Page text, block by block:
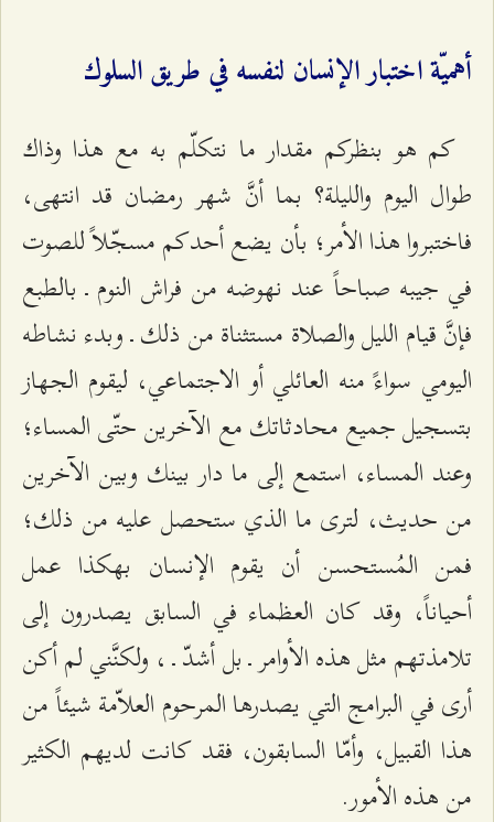
أهميّة اختبار الإنسان لنفسه في طريق السلوك
كم هو بنظركم مقدار ما نتكلّم به مع هذا وذاك
طوال اليوم والليلة؟ بما أنَّ شهر رمضان قد انتهى،
فاختبروا هذا الأمر؛ بأن يضع أحدكم مسجّلاً للصوت
في جيبه صباحاً عند نهوضه من فراش النوم ـ بالطبع
فإنَّ قيام الليل والصلاة مستثناة من ذلك ـ وبدء نشاطه
اليومي سواءً منه العائلي أو الاجتماعي، ليقوم الجهاز
بتسجيل جميع محادثاتك مع الآخرين حتّى المساء؛
وعند المساء، استمع إلى ما دار بينك وبين الآخرين
من حديث، لترى ما الذي ستحصل عليه من ذلك؛
فمن المُستحسن أن يقوم الإنسان بهكذا عمل
أحياناً، وقد كان العظماء في السابق يصدرون إلى
تلامذتهم مثل هذه الأوامر ـ بل أشدّ ـ ، ولكنَّني لم أكن
أرى في البرامج التي يصدرها المرحوم العلاّمة شيئاً من
هذا القبيل، وأمّا السابقون، فقد كانت لديهم الكثير
من هذه الأمور.